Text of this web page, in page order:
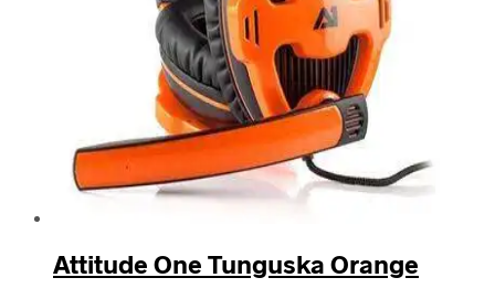
Attitude One Tunguska Orange